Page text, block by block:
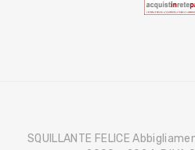
SQUILLANTE FELICE